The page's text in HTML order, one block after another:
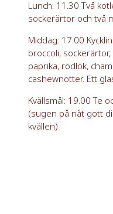
Lunch: 11.30 Två
sockerärtor och två
Middag: 17.00
broccoli,
paprika, rödlök,
cashewnötter. Ett
Kvällsmål: 19.00 Te
(sugen på nåt gott
kvällen)